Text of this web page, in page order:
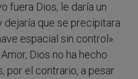
fuera Dios, le daría un
dejaría que se precipitara
espacial sin control».
Dios no ha hecho
por el contrario, a pesar